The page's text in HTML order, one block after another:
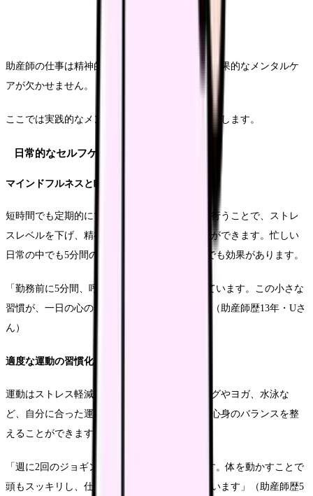
助産師の仕事は精神的にも負担が大きいため、効果的なメンタルケ
アが欠かせません。
ここでは実践的なメンタルケア方法について紹介します。
日常的なセルフケア習慣
マインドフルネスと瞑想の実践
短時間でも定期的にマインドフルネスや瞑想を行うことで、ストレ
スレベルを下げ、精神的な回復力を高めることができます。忙しい
日常の中でも5分間の呼吸法を取り入れるだけでも効果があります。
「勤務前に5分間、呼吸に集中する時間を作っています。この小さな
習慣が、一日の心の安定につながっています」（助産師歴13年・Uさ
ん）
適度な運動の習慣化
運動はストレス軽減に効果的です。ウォーキングやヨガ、水泳な
ど、自分に合った運動を定期的に行うことで、心身のバランスを整
えることができます。
「週に2回のジョギングが私のリセット時間です。体を動かすことで
頭もスッキリし、仕事のストレスを解消できています」（助産師歴5